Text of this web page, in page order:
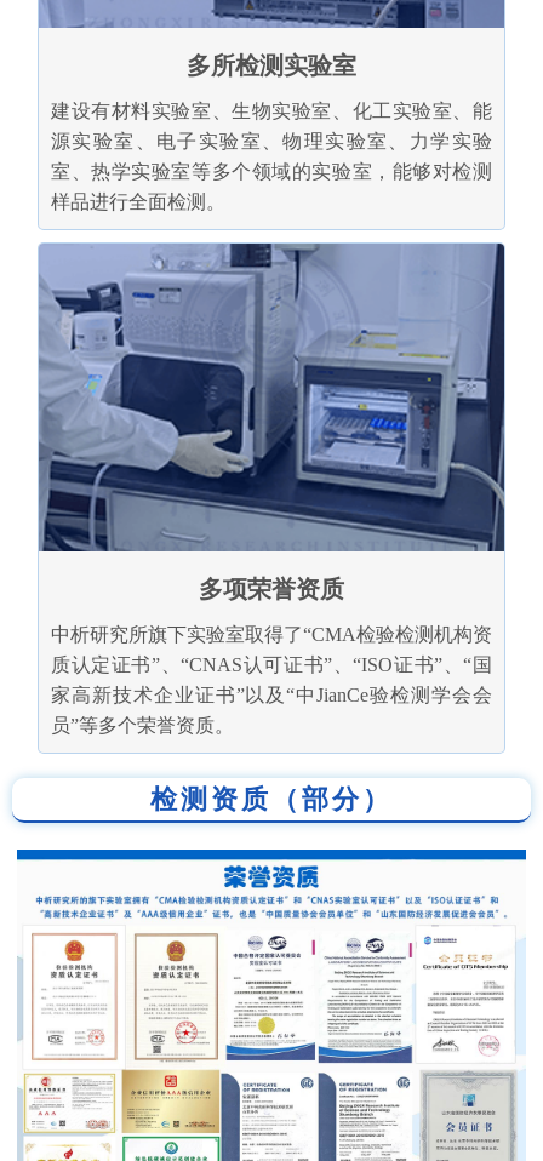
多所检测实验室
建设有材料实验室、生物实验室、化工实验室、能
源实验室、电子实验室、物理实验室、力学实验
室、热学实验室等多个领域的实验室，能够对检测
样品进行全面检测。
多项荣誉资质
中析研究所旗下实验室取得了“CMA检验检测机构资
质认定证书”、“CNAS认可证书”、“ISO证书”、“国
家高新技术企业证书”以及“中JianCe验检测学会会
员”等多个荣誉资质。
检测资质（部分）